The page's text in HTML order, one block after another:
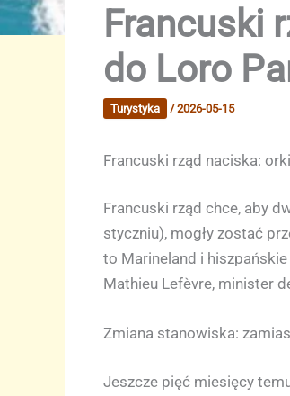
Francuski
do Loro
Turystyka /2026-05-15
Francuski rząd naciska:
Francuski rząd chce, aby
styczniu), mogły zostać
to Marineland i
Mathieu Lefèvre, minister
Zmiana stanowiska:
Jeszcze pięć miesięcy